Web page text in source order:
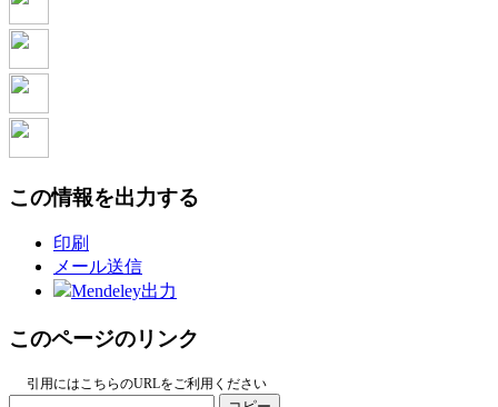
この情報を出力する
印刷
メール送信
Mendeley出力
このページのリンク
引用にはこちらのURLをご利用ください